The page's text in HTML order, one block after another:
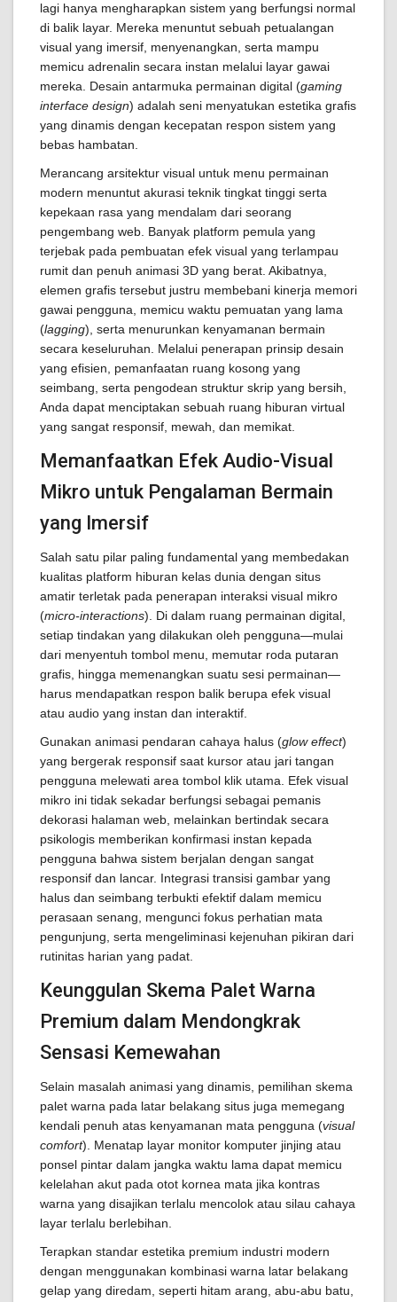
lagi hanya mengharapkan sistem yang berfungsi normal
di balik layar. Mereka menuntut sebuah petualangan
visual yang imersif, menyenangkan, serta mampu
memicu adrenalin secara instan melalui layar gawai
mereka. Desain antarmuka permainan digital (gaming
interface design) adalah seni menyatukan estetika grafis
yang dinamis dengan kecepatan respon sistem yang
bebas hambatan.
Merancang arsitektur visual untuk menu permainan
modern menuntut akurasi teknik tingkat tinggi serta
kepekaan rasa yang mendalam dari seorang
pengembang web. Banyak platform pemula yang
terjebak pada pembuatan efek visual yang terlampau
rumit dan penuh animasi 3D yang berat. Akibatnya,
elemen grafis tersebut justru membebani kinerja memori
gawai pengguna, memicu waktu pemuatan yang lama
(lagging), serta menurunkan kenyamanan bermain
secara keseluruhan. Melalui penerapan prinsip desain
yang efisien, pemanfaatan ruang kosong yang
seimbang, serta pengodean struktur skrip yang bersih,
Anda dapat menciptakan sebuah ruang hiburan virtual
yang sangat responsif, mewah, dan memikat.
Memanfaatkan Efek Audio-Visual
Mikro untuk Pengalaman Bermain
yang Imersif
Salah satu pilar paling fundamental yang membedakan
kualitas platform hiburan kelas dunia dengan situs
amatir terletak pada penerapan interaksi visual mikro
(micro-interactions). Di dalam ruang permainan digital,
setiap tindakan yang dilakukan oleh pengguna—mulai
dari menyentuh tombol menu, memutar roda putaran
grafis, hingga memenangkan suatu sesi permainan—
harus mendapatkan respon balik berupa efek visual
atau audio yang instan dan interaktif.
Gunakan animasi pendaran cahaya halus (glow effect)
yang bergerak responsif saat kursor atau jari tangan
pengguna melewati area tombol klik utama. Efek visual
mikro ini tidak sekadar berfungsi sebagai pemanis
dekorasi halaman web, melainkan bertindak secara
psikologis memberikan konfirmasi instan kepada
pengguna bahwa sistem berjalan dengan sangat
responsif dan lancar. Integrasi transisi gambar yang
halus dan seimbang terbukti efektif dalam memicu
perasaan senang, mengunci fokus perhatian mata
pengunjung, serta mengeliminasi kejenuhan pikiran dari
rutinitas harian yang padat.
Keunggulan Skema Palet Warna
Premium dalam Mendongkrak
Sensasi Kemewahan
Selain masalah animasi yang dinamis, pemilihan skema
palet warna pada latar belakang situs juga memegang
kendali penuh atas kenyamanan mata pengguna (visual
comfort). Menatap layar monitor komputer jinjing atau
ponsel pintar dalam jangka waktu lama dapat memicu
kelelahan akut pada otot kornea mata jika kontras
warna yang disajikan terlalu mencolok atau silau cahaya
layar terlalu berlebihan.
Terapkan standar estetika premium industri modern
dengan menggunakan kombinasi warna latar belakang
gelap yang diredam, seperti hitam arang, abu-abu batu,